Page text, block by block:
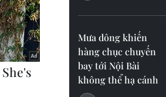
Mưa dông khiến
hàng chục chuyến
bay tới Nội Bài
không thể hạ cánh